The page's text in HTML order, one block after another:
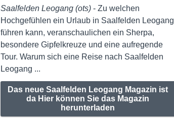
Saalfelden Leogang (ots)- Zu welchen
Hochgefühlen ein Urlaub in Saalfelden Leogang
führen kann, veranschaulichen ein Sherpa,
besondere Gipfelkreuze und eine aufregende
Tour. Warum sich eine Reise nach Saalfelden
Leogang ...
Das neue Saalfelden Leogang Magazin ist
da Hier können Sie das Magazin
herunterladen